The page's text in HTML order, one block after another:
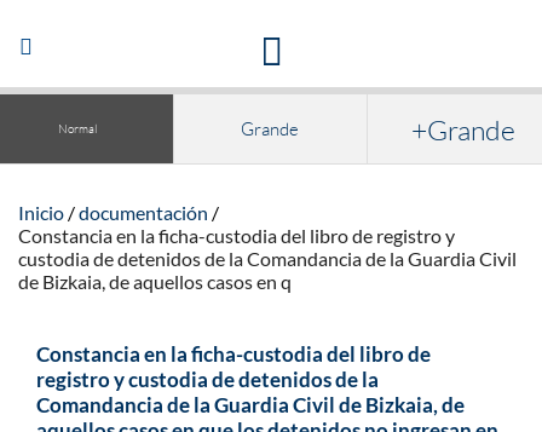
Abrir/Cerrar
navegación
Normal Grande +Grande
Inicio
documentación
Constancia en la ficha-custodia del libro de registro y
custodia de detenidos de la Comandancia de la Guardia Civil
de Bizkaia, de aquellos casos en q
Constancia en la ficha-custodia del libro de
registro y custodia de detenidos de la
Comandancia de la Guardia Civil de Bizkaia, de